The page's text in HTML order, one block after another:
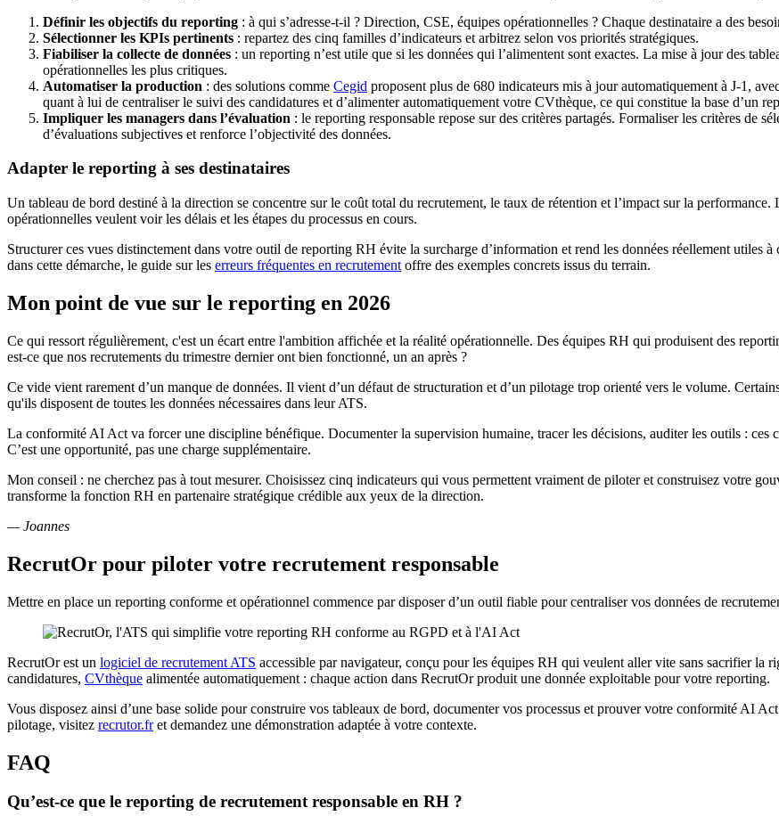
Définir les objectifs du reporting : à qui s’adresse-t-il ? Direction, CSE, équipes opérationnelles ? Chaque destinataire a des
Sélectionner les KPIs pertinents : repartez des cinq familles d’indicateurs et arbitrez selon vos priorités stratégiques.
Fiabiliser la collecte de données : un reporting n’est utile que si les données qui l’alimentent sont exactes. La mise à jour des
opérationnelles les plus critiques.
Automatiser la production : des solutions comme Cegid proposent plus de 680 indicateurs mis à jour automatiquement à J-1,
quant à lui de centraliser le suivi des candidatures et d’alimenter automatiquement votre CVthèque, ce qui constitue la base d’un
Impliquer les managers dans l’évaluation : le reporting responsable repose sur des critères partagés. Formaliser les critères de
d’évaluations subjectives et renforce l’objectivité des données.
Adapter le reporting à ses destinataires
Un tableau de bord destiné à la direction se concentre sur le coût total du recrutement, le taux de rétention et l’impact sur la
opérationnelles veulent voir les délais et les étapes du processus en cours.
Structurer ces vues distinctement dans votre outil de reporting RH évite la surcharge d’information et rend les données réellement utiles
dans cette démarche, le guide sur les erreurs fréquentes en recrutement offre des exemples concrets issus du terrain.
Mon point de vue sur le reporting en 2026
Ce qui ressort régulièrement, c'est un écart entre l'ambition affichée et la réalité opérationnelle. Des équipes RH qui produisent des
est-ce que nos recrutements du trimestre dernier ont bien fonctionné, un an après ?
Ce vide vient rarement d’un manque de données. Il vient d’un défaut de structuration et d’un pilotage trop orienté vers le volume.
qu'ils disposent de toutes les données nécessaires dans leur ATS.
La conformité AI Act va forcer une discipline bénéfique. Documenter la supervision humaine, tracer les décisions, auditer les outils : ces
C’est une opportunité, pas une charge supplémentaire.
Mon conseil : ne cherchez pas à tout mesurer. Choisissez cinq indicateurs qui vous permettent vraiment de piloter et construisez votre
transforme la fonction RH en partenaire stratégique crédible aux yeux de la direction.
— Joannes
RecrutOr pour piloter votre recrutement responsable
Mettre en place un reporting conforme et opérationnel commence par disposer d’un outil fiable pour centraliser vos données de
RecrutOr est un logiciel de recrutement ATS accessible par navigateur, conçu pour les équipes RH qui veulent aller vite sans sacrifier la
candidatures, CVthèque alimentée automatiquement : chaque action dans RecrutOr produit une donnée exploitable pour votre reporting.
Vous disposez ainsi d’une base solide pour construire vos tableaux de bord, documenter vos processus et prouver votre conformité AI
pilotage, visitez recrutor.fret demandez une démonstration adaptée à votre contexte.
FAQ
Qu’est-ce que le reporting de recrutement responsable en RH ?